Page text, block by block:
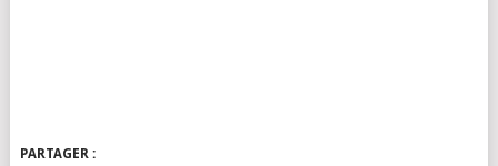
PARTAGER :